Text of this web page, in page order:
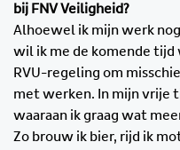
bij FNV Veiligheid?
Alhoewel ik mijn werk
wil ik me de komende tijd
RVU-regeling om
met werken. In mijn vrije
waaraan ik graag wat
Zo brouw ik bier, rijd ik